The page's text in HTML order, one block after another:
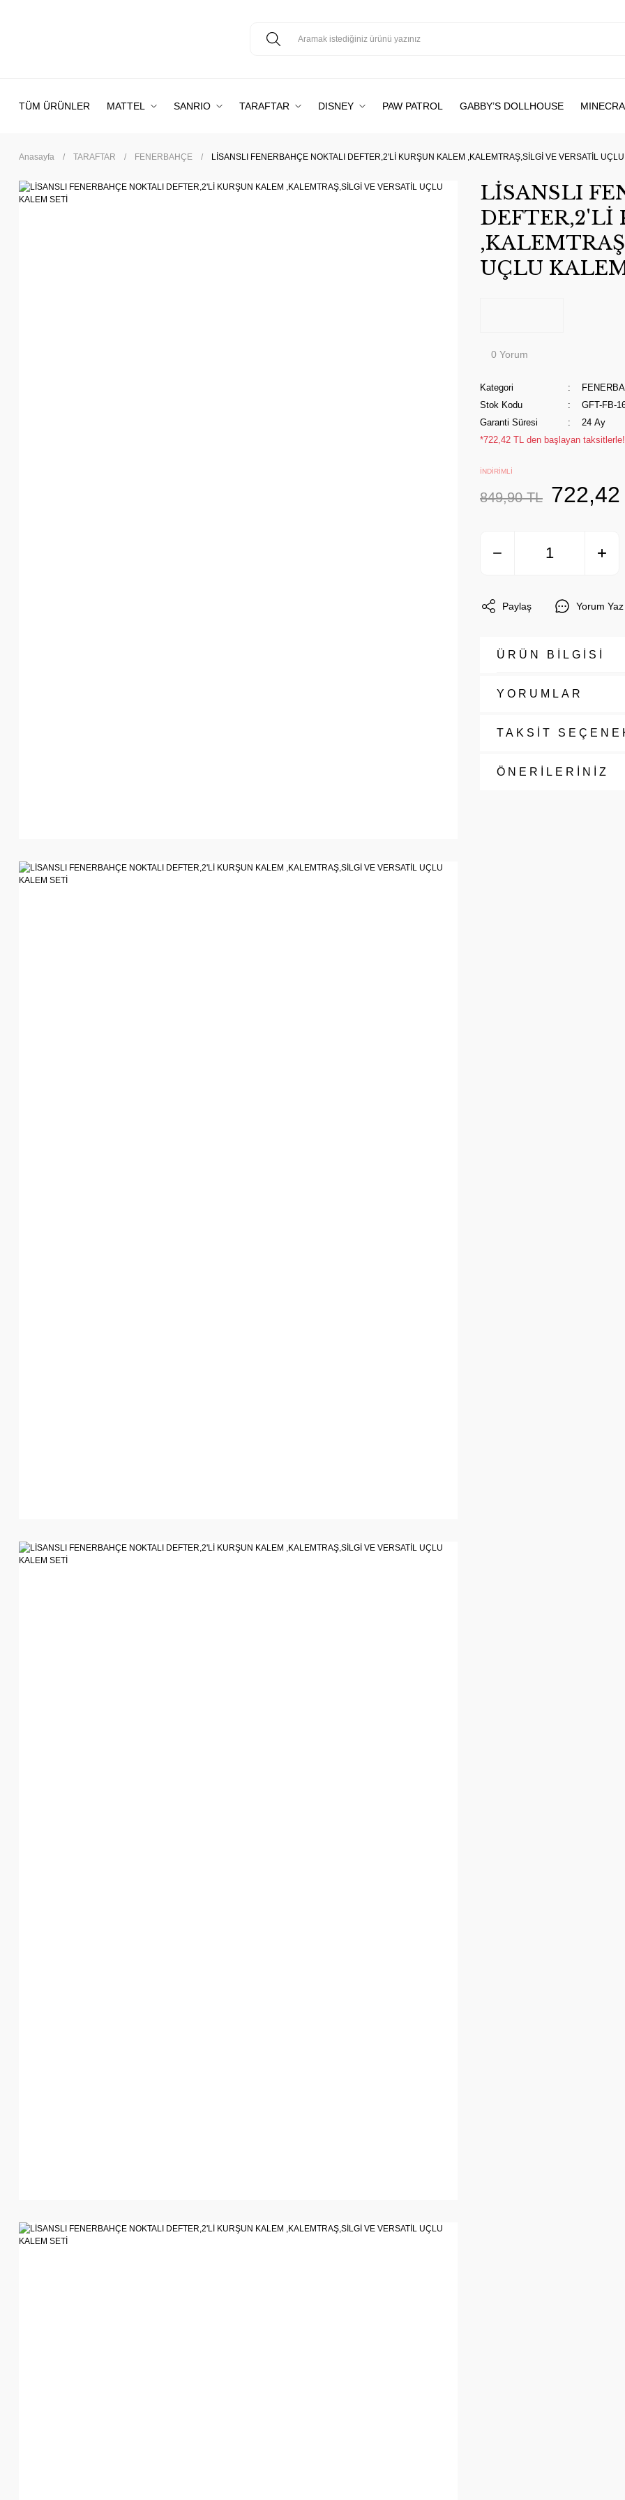
TÜM ÜRÜNLER MATTEL SANRIO TARAFTAR DISNEY PAW PATROL GABBY’S DOLLHOUSE
Anasayfa TARAFTAR FENERBAHÇE LİSANSLI FENERBAHÇE NOKTALI DEFTER,2'Lİ KURŞUN KALEM ,KALEMTRAŞ,SİLGİ VE VERSATİL UÇLU
LİSANSLI
DEFTER,2'Lİ
UÇLU
0 Yorum
Kategori
Stok Kodu
GFT-FB-
Garanti Süresi
24 Ay
*722,42 TL den başlayan taksitlerle!
İNDİRİMLİ
849,90 TL 722,42
Paylaş Yorum Yaz
ÜRÜN BİLGİSİ
YORUMLAR
TAKSİT
ÖNERİLERİNİZ